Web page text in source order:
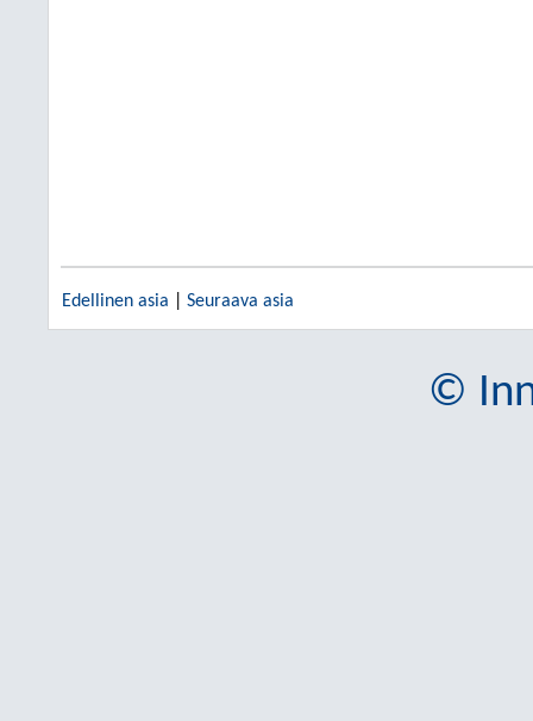
Edellinen asia Seuraava asia
©